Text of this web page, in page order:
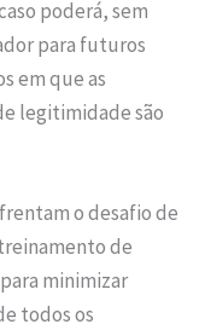
poderá, sem
para futuros
em que as
legitimidade são
o desafio de
de
minimizar
todos os